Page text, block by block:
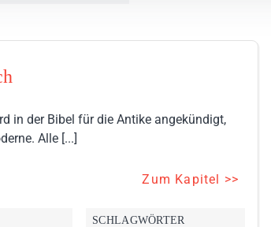
in der Bibel für die Antike angekündigt,
Alle [...]
Zum Kapitel >>
SCHLAG­WÖRTER